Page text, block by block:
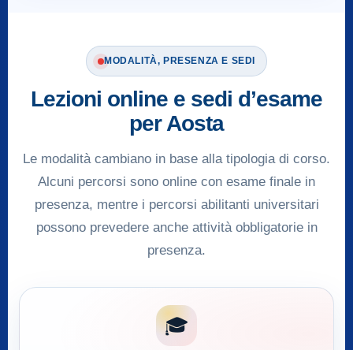
MODALITÀ, PRESENZA E SEDI
Lezioni online e sedi d’esame
per Aosta
Le modalità cambiano in base alla tipologia di corso.
Alcuni percorsi sono online con esame finale in
presenza, mentre i percorsi abilitanti universitari
possono prevedere anche attività obbligatorie in
presenza.
🎓